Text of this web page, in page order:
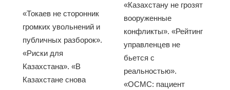
«Токаев не сторонник
громких увольнений и
публичных разборок».
«Риски для
Казахстана». «В
Казахстане снова
«Казахстану не грозят
вооруженные
конфликты». «Рейтинг
управленцев не
бьется с
реальностью».
«ОСМС: пациент